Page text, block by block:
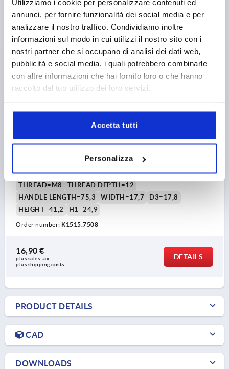
Utilizziamo i cookie per personalizzare contenuti ed
annunci, per fornire funzionalità dei social media e per
analizzare il nostro traffico. Condividiamo inoltre
informazioni sul modo in cui utilizzi il nostro sito con i
nostri partner che si occupano di analisi dei dati web,
pubblicità e social media, i quali potrebbero combinarle
con altre informazioni che hai fornito loro o che hanno
raccolto dal tuo utilizzo dei loro servizi.
Accetta tutti
Personalizza
12,27 €
plus shipping costs
DETAILS
T-GRIP HYGIENIC USIT® D=M08, A=75,3, B=17,7,
THREAD=M8
THREAD DEPTH=12
HANDLE LENGTH=75,3
WIDTH=17,7
D3=17,8
HEIGHT=41,2
H1=24,9
Order number: K1515.7508
16,90 €
plus sales tax
plus shipping costs
DETAILS
PRODUCT DETAILS
CAD
DOWNLOADS